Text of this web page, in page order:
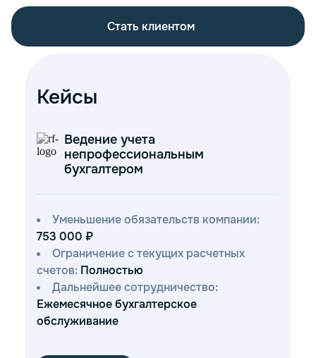
Стать клиентом
Кейсы
Ведение учета
непрофессиональным
бухгалтером
Уменьшение обязательств компании:
753 000 ₽
Ограничение с текущих расчетных
счетов: Полностью
Дальнейшее сотрудничество:
Ежемесячное бухгалтерское
обслуживание